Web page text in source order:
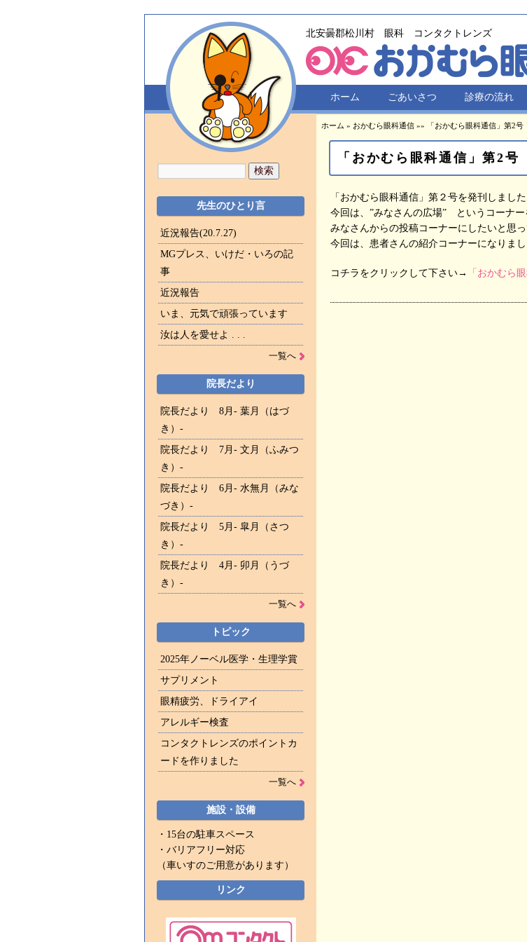
北安曇郡松川村 眼科 コンタクトレンズ
ホーム ごあいさつ 診療の流れ
ホーム » おかむら眼科通信»» 「おかむら眼科通信」第2
「おかむら眼科通信」第2
「おかむら眼科通信」第２号を発刊しました
今回は、”みなさんの広場” というコーナー
みなさんからの投稿コーナーにしたいと思
今回は、患者さんの紹介コーナーになりま
コチラをクリックして下さい→ 「おかむら
先生のひとり言
近況報告(20.7.27)
MGプレス、いけだ・いろの記
事
近況報告
いま、元気で頑張っています
汝は人を愛せよ . . .
一覧へ
院長だより
院長だより 8月- 葉月（はづ
き）-
院長だより 7月- 文月（ふみつ
き）-
院長だより 6月- 水無月（みな
づき）-
院長だより 5月- 皐月（さつ
き）-
院長だより 4月- 卯月（うづ
き）-
一覧へ
トピック
2025年ノーベル医学・生理学賞
サプリメント
眼精疲労、ドライアイ
アレルギー検査
コンタクトレンズのポイントカ
ードを作りました
一覧へ
施設・設備
・15台の駐車スペース
・バリアフリー対応
（車いすのご用意があります）
リンク